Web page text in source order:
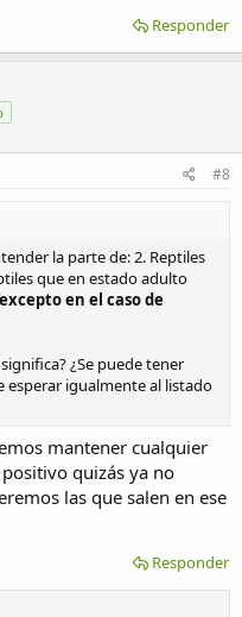
de reptiles que en estado
superen los 5 kg.
sectorial a nivel estatal o
cautividad.
Responder
#8
la parte de: 2. Reptiles
que en estado adulto
excepto en el caso de
¿Se puede tener
esperar igualmente al listado
mantener cualquier
quizás ya no
las que salen en ese
Responder